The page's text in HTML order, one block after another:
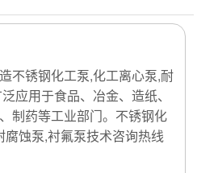
不锈钢化工泵,化工离心泵,耐
应用于食品、冶金、造纸、
制药等工业部门。不锈钢化
腐蚀泵,衬氟泵技术咨询热线